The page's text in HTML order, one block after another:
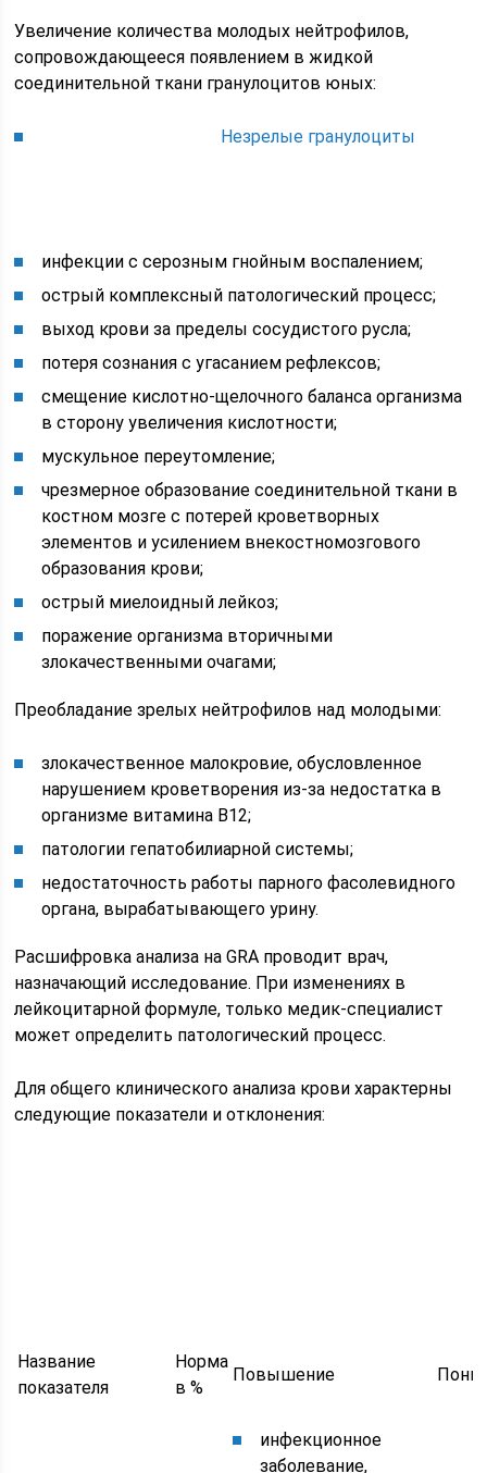
Увеличение количества молодых нейтрофилов,
сопровождающееся появлением в жидкой
соединительной ткани гранулоцитов юных:
Незрелые гранулоциты
инфекции с серозным гнойным воспалением;
острый комплексный патологический процесс;
выход крови за пределы сосудистого русла;
потеря сознания с угасанием рефлексов;
смещение кислотно-щелочного баланса организма
в сторону увеличения кислотности;
мускульное переутомление;
чрезмерное образование соединительной ткани в
костном мозге с потерей кроветворных
элементов и усилением внекостномозгового
образования крови;
острый миелоидный лейкоз;
поражение организма вторичными
злокачественными очагами;
Преобладание зрелых нейтрофилов над молодыми:
злокачественное малокровие, обусловленное
нарушением кроветворения из-за недостатка в
организме витамина В12;
патологии гепатобилиарной системы;
недостаточность работы парного фасолевидного
органа, вырабатывающего урину.
Расшифровка анализа на GRA проводит врач,
назначающий исследование. При изменениях в
лейкоцитарной формуле, только медик-специалист
может определить патологический процесс.
Для общего клинического анализа крови характерны
следующие показатели и отклонения:
Название
показателя
Норма
в %
Повышение
инфекционное
заболевание,